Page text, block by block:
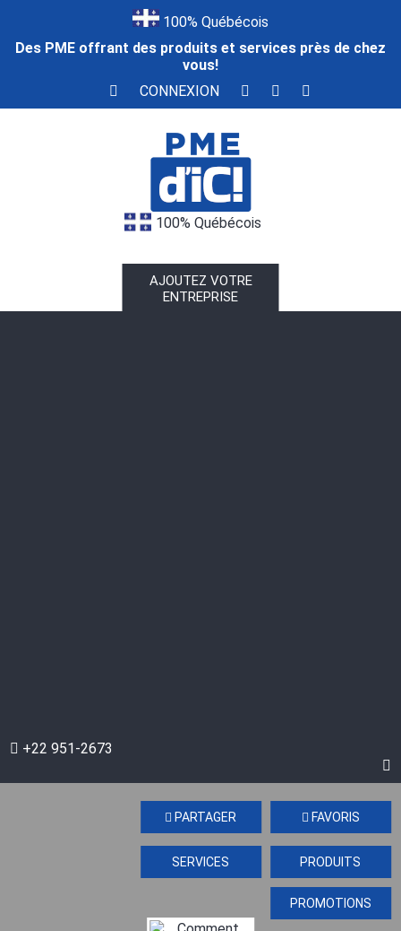
100% Québécois
Des PME offrant des produits et services près de chez
vous!
CONNEXION
100% Québécois
AJOUTEZ VOTRE
ENTREPRISE
+22 951-2673
FAVORIS
PARTAGER
PRODUITS
SERVICES
PROMOTIONS